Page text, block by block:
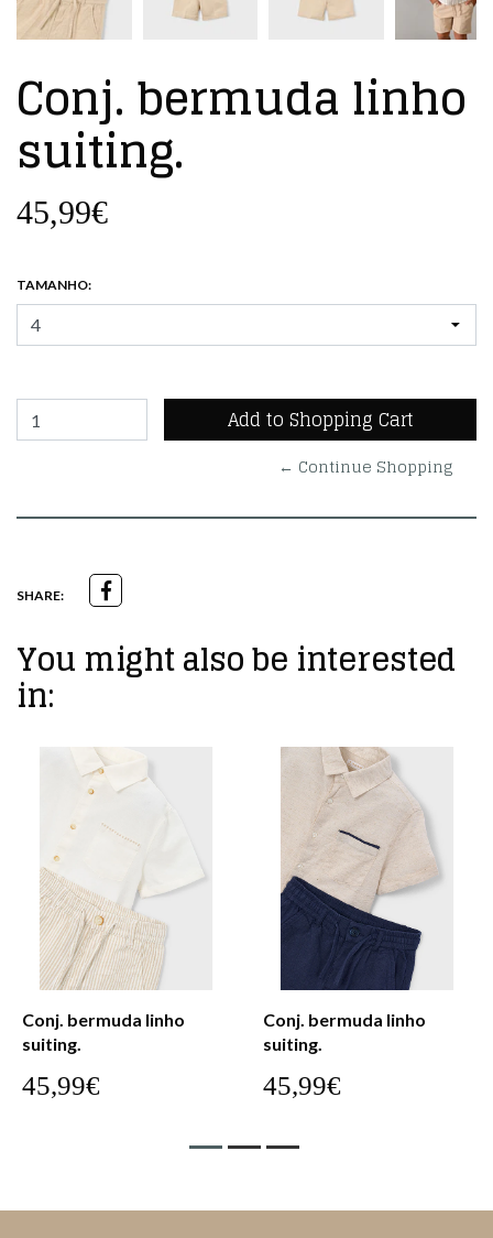
Conj. bermuda linho
suiting.
45,99€
TAMANHO:
← Continue Shopping
SHARE:
You might also be interested
in:
Conj. bermuda linho
suiting.
45,99€
Cnj. bermuda seersucker
32,99€